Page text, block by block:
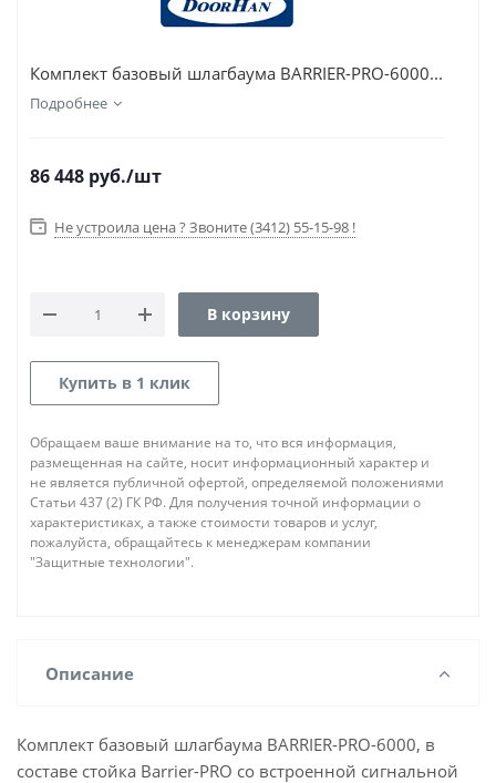
Комплект базовый шлагбаума BARRIER-PRO-6000...
Подробнее
86 448 руб./шт
Не устроила цена ? Звоните (3412) 55-15-98 !
В корзину
Купить в 1 клик
Обращаем ваше внимание на то, что вся информация,
размещенная на сайте, носит информационный характер и
не является публичной офертой, определяемой положениями
Статьи 437 (2) ГК РФ. Для получения точной информации о
характеристиках, а также стоимости товаров и услуг,
пожалуйста, обращайтесь к менеджерам компании
"Защитные технологии".
Описание
Комплект базовый шлагбаума BARRIER-PRO-6000, в
составе стойка Barrier-PRO со встроенной сигнальной